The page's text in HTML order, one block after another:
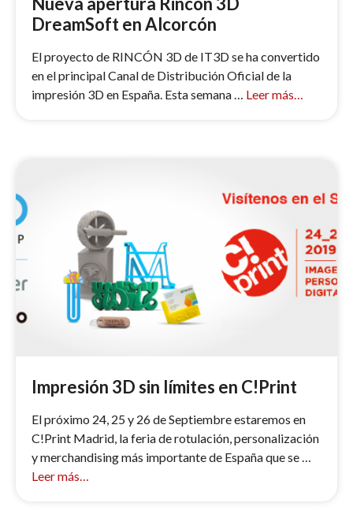
DreamSoft en Alcorcón
El proyecto de RINCÓN 3D de IT3D se ha convertido
en el principal Canal de Distribución Oficial de la
impresión 3D en España. Esta semana … Leer más…
Impresión 3D sin límites en C!Print
El próximo 24, 25 y 26 de Septiembre estaremos en
C!Print Madrid, la feria de rotulación, personalización
y merchandising más importante de España que se …
Leer más…